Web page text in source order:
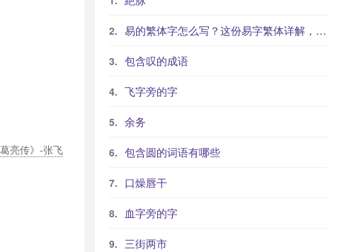
亮传》-张飞
易的繁体字怎么写？这份易字繁体详解，助你正确书写汉字_汉字繁体学习
包含叹的成语
飞字旁的字
余务
包含圆的词语有哪些
口燥唇干
血字旁的字
三街两市